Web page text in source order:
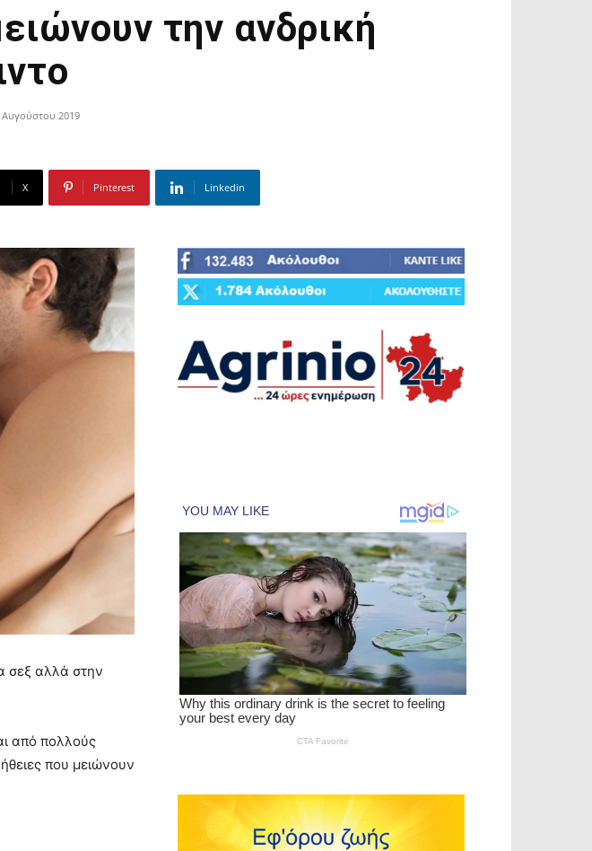
την ανδρική
Αυγούστου 2019
X Pinterest Linkedin
σεξ αλλά στην
από πολλούς
που μειώνουν